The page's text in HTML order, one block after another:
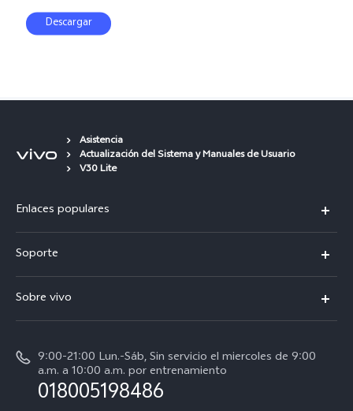
Descargar
Asistencia
Actualización del Sistema y Manuales de Usuario
V30 Lite
Enlaces populares
V70
V70 FE
Y11d
Soporte
Centro de servicio
Verificación de IMEI
Consulta el Precio de los Repuestos
Sobre vivo
Noticias
Empleos en vivo
9:00-21:00 Lun.-Sáb, Sin servicio el miercoles de 9:00
a.m. a 10:00 a.m. por entrenamiento
018005198486